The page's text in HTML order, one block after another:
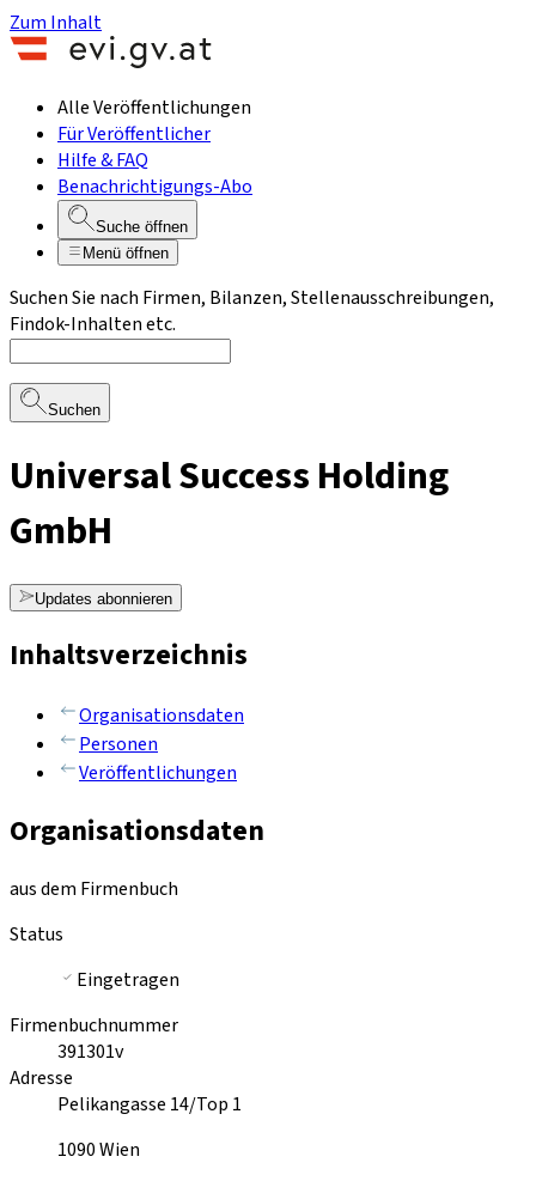
Zum Inhalt
Alle Veröffentlichungen
Für Veröffentlicher
Hilfe & FAQ
Benachrichtigungs-Abo
Suche öffnen
Menü öffnen
Suchen Sie nach Firmen, Bilanzen, Stellenausschreibungen,
Findok-Inhalten etc.
Suchen
Universal Success Holding
GmbH
Updates abonnieren
Inhaltsverzeichnis
Organisationsdaten
Personen
Veröffentlichungen
Organisationsdaten
aus dem Firmenbuch
Status
Eingetragen
Firmenbuchnummer
391301v
Adresse
Pelikangasse 14/Top 1
1090Wien